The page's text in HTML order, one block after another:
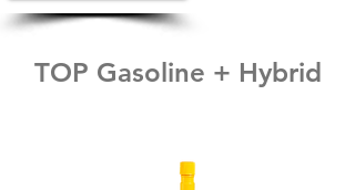
TOP Gasoline + Hybrid